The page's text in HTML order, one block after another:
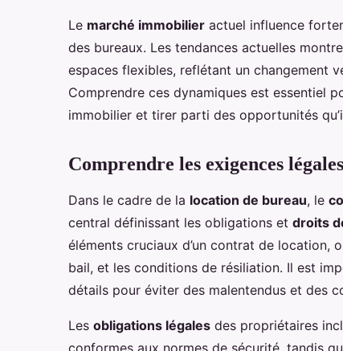
Le marché immobilier actuel influence
des bureaux. Les tendances actuelles
espaces flexibles, reflétant un changement
Comprendre ces dynamiques est essentiel
immobilier et tirer parti des opportunités
Comprendre les exigences légales
Dans le cadre de la location de bureau, le
central définissant les obligations et droits
éléments cruciaux d’un contrat de location,
bail, et les conditions de résiliation. Il est
détails pour éviter des malentendus et des
Les obligations légales des propriétaires